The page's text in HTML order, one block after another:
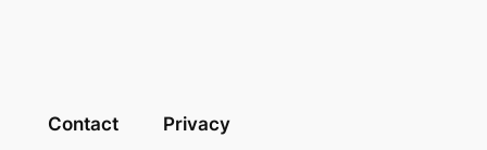
Contact Privacy